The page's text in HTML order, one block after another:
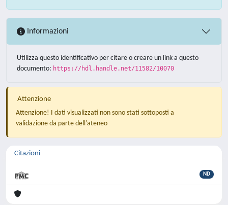
Informazioni
Utilizza questo identificativo per citare o creare un link a questo
documento: https://hdl.handle.net/11582/10070
Attenzione
Attenzione! I dati visualizzati non sono stati sottoposti a
validazione da parte dell'ateneo
Citazioni
ND